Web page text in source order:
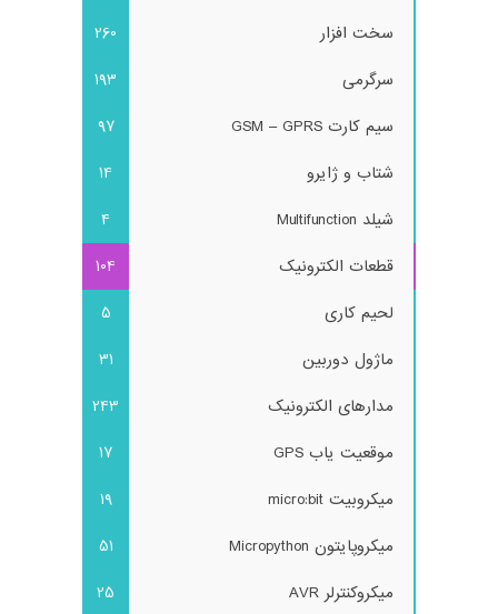
سخت افزار
260
سرگرمی
193
سیم کارت GSM – GPRS
97
شتاب و ژایرو
14
شیلد Multifunction
4
قطعات الکترونیک
104
لحیم کاری
5
ماژول دوربین
31
مدارهای الکترونیک
243
موقعیت یاب GPS
17
میکروبیت micro:bit
19
میکروپایتون Micropython
51
میکروکنترلر AVR
25